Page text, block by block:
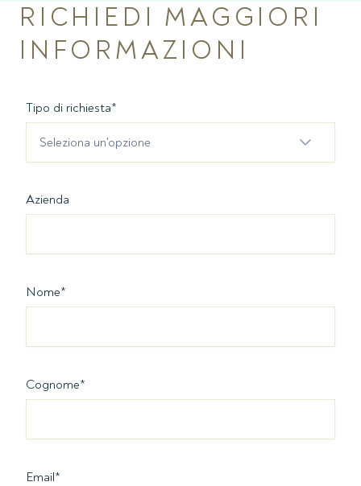
RICHIEDI MAGGIORI
INFORMAZIONI
Tipo di richiesta*
Seleziona un'opzione
Azienda
Nome*
Cognome*
Email*